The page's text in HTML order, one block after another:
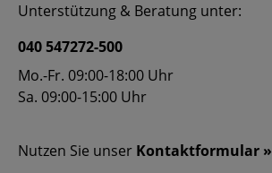
Unterstützung & Beratung unter:
040 547272-500
Mo.-Fr. 09:00-18:00 Uhr
Sa. 09:00-15:00 Uhr
Nutzen Sie unser Kontaktformular »